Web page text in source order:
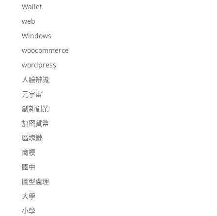
Wallet
web
Windows
woocommerce
wordpress
人臉辨識
元宇宙
創新創業
加密貨幣
區塊鏈
商模
國中
圖型處理
大學
小學